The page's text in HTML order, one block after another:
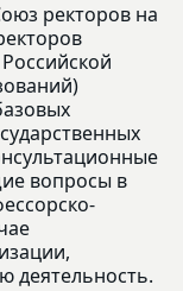
ректоров на
вопросы в
деятельность.